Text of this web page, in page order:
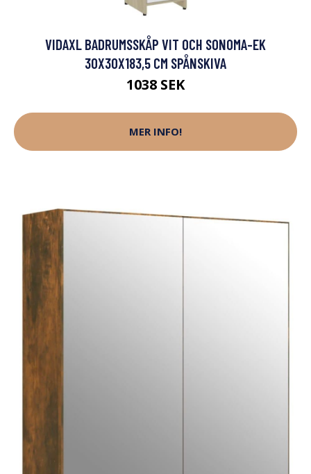
VIDAXL BADRUMSSKÅP VIT OCH SONOMA-EK
30X30X183,5 CM SPÅNSKIVA
1038 SEK
MER INFO!